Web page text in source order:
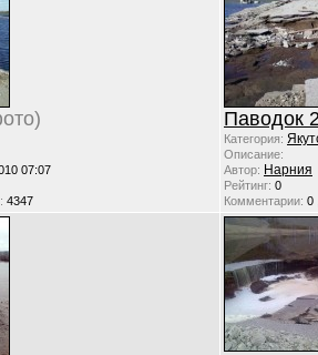
07:07
4347
Паводок
Категория:
Описание:
Автор: Нарния
Рейтинг: 0
Комментарии: 0